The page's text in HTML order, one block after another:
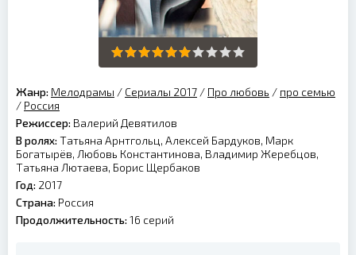
Жанр: Мелодрамы / Сериалы 2017 / Про любовь / про семью
/ Россия
Режиссер: Валерий Девятилов
В ролях: Татьяна Арнтгольц, Алексей Бардуков, Марк
Богатырёв, Любовь Константинова, Владимир Жеребцов,
Татьяна Лютаева, Борис Щербаков
Год: 2017
Страна: Россия
Продолжительность: 16 серий